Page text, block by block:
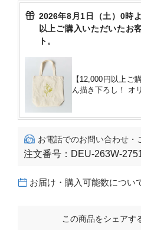
2026年8月1日（土）0時
以上ご購入いただいたお
ト。
【12,000円以上ご
ん描き下ろし！ オ
お電話でのお問い合わせ・
注文番号： DEU-263W-
お届け・購入可能数につい
この商品をシェアす